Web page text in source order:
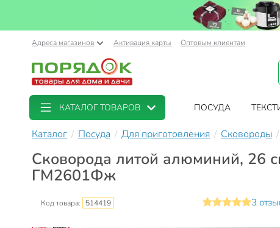
Адреса магазинов Активация карты Оптовым клиентам
КАТАЛОГ ТОВАРОВ ПОСУДА
Каталог Посуда Для приготовления Сковороды
Сковорода литой алюминий, 26
ГМ2601Фж
Код товара: 514419 3